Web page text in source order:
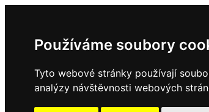
Používáme soubory
Tyto webové stránky používají
analýzy návštěvnosti webových